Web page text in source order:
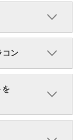
コン
を